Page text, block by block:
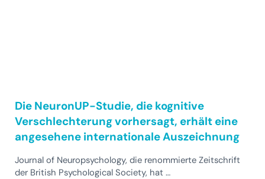
Die NeuronUP-Studie, die kognitive
Verschlechterung vorhersagt, erhält eine
angesehene internationale Auszeichnung
Journal of Neuropsychology, die renommierte Zeitschrift
der British Psychological Society, hat …